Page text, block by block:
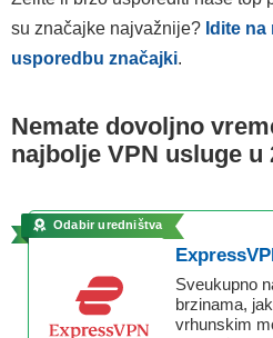
su značajke najvažnije? Idite
usporedbu značajki.
Nemate dovoljno
najbolje VPN usluge u
Odabir uredništva
Sveukupno
brzinama,
vrhunskim